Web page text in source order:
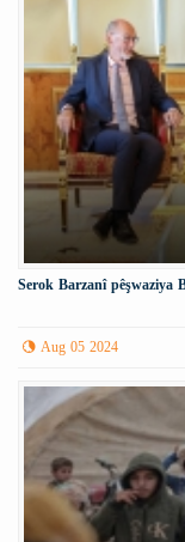
Serok Barzanî
Aug 05 2024